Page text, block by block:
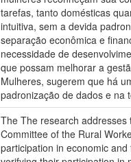
tarefas, tanto domésticas
intuitiva, sem a devida
separação econômica e
necessidade de
que possam melhorar a
Mulheres, sugerem que há
padronização de dados e na
The The research
Committee of the Rural
participation in economic